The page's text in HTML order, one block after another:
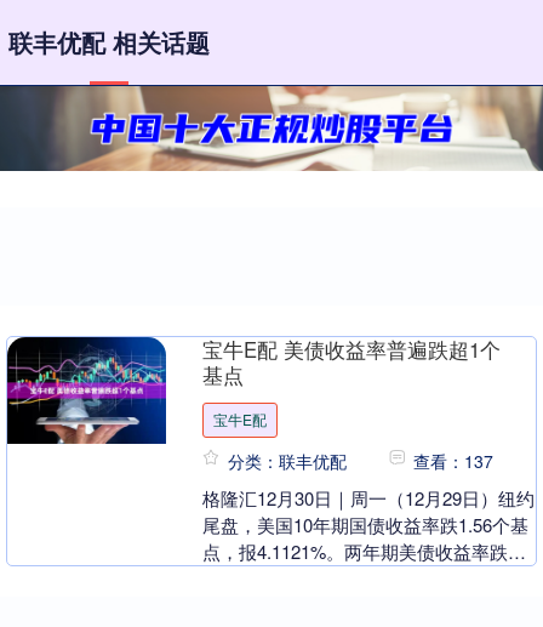
联丰优配 相关话题
宝牛E配 美债收益率普遍跌超1个
基点
宝牛E配
分类：联丰优配 查看：137
格隆汇12月30日｜周一（12月29日）纽约
尾盘，美国10年期国债收益率跌1.56个基
点，报4.1121%。两年期美债收益率跌